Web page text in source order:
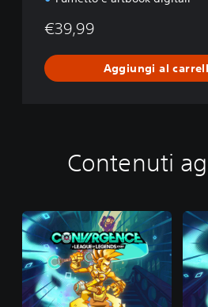
€39,99
Aggiungi al
Contenuti